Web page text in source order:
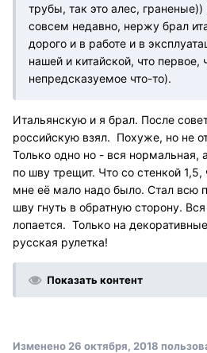
трубы, так это алес,
совсем недавно, нержу брал
дорого и в работе и в
нашей и китайской, что первое,
непредсказуемое что-то).
Итальянскую и я брал. После
российскую взял. Похуже, но не
Только одно но - вся нормальная,
по шву трещит. Что со стенкой
мне её мало надо было. Стал всю
шву гнуть в обратную сторону.
лопается. Только на
русская рулетка!
Показать контент
Изменено 26 октября, 2018